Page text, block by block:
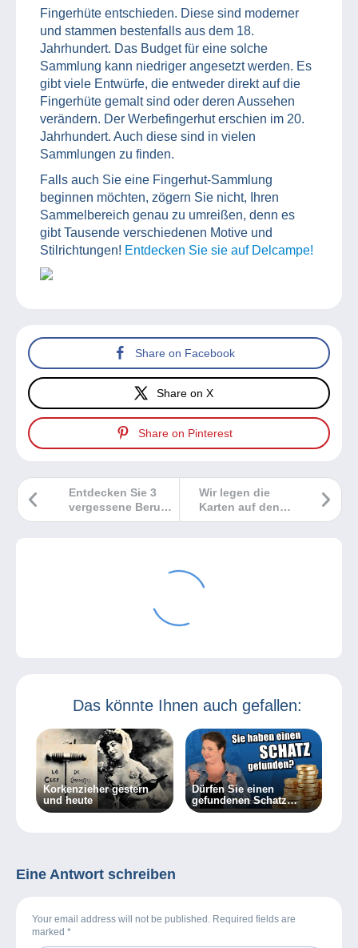
Fingerhüte entschieden. Diese sind moderner
und stammen bestenfalls aus dem 18.
Jahrhundert. Das Budget für eine solche
Sammlung kann niedriger angesetzt werden. Es
gibt viele Entwürfe, die entweder direkt auf die
Fingerhüte gemalt sind oder deren Aussehen
verändern. Der Werbefingerhut erschien im 20.
Jahrhundert. Auch diese sind in vielen
Sammlungen zu finden.
Falls auch Sie eine Fingerhut-Sammlung
beginnen möchten, zögern Sie nicht, Ihren
Sammelbereich genau zu umreißen, denn es
gibt Tausende verschiedenen Motive und
Stilrichtungen! Entdecken Sie sie auf Delcampe!
Share on Facebook
Share on X
Share on Pinterest
Wir legen die
Karten auf den
Tisch!
Entdecken Sie 3
vergessene Berufe
auf faszinierenden
Das könnte Ihnen auch gefallen:
Korkenzieher gestern
und heute
Dürfen Sie einen
gefundenen Schatz
behalten?
Eine Antwort schreiben
Your email address will not be published. Required fields are
marked *